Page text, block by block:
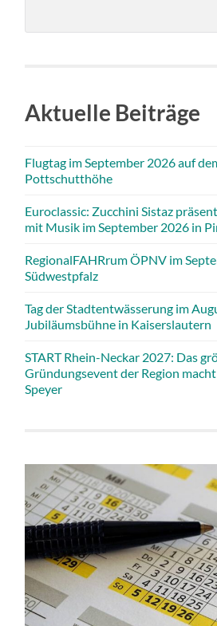
Aktuelle Beiträge
Flugtag im September 2026 auf
Pottschutthöhe
Euroclassic: Zucchini Sistaz
mit Musik im September 2026 in
RegionalFAHRrum ÖPNV im
Südwestpfalz
Tag der Stadtentwässerung im
Jubiläumsbühne in Kaiserslautern
START Rhein-Neckar 2027: Das
Gründungsevent der Region
Speyer